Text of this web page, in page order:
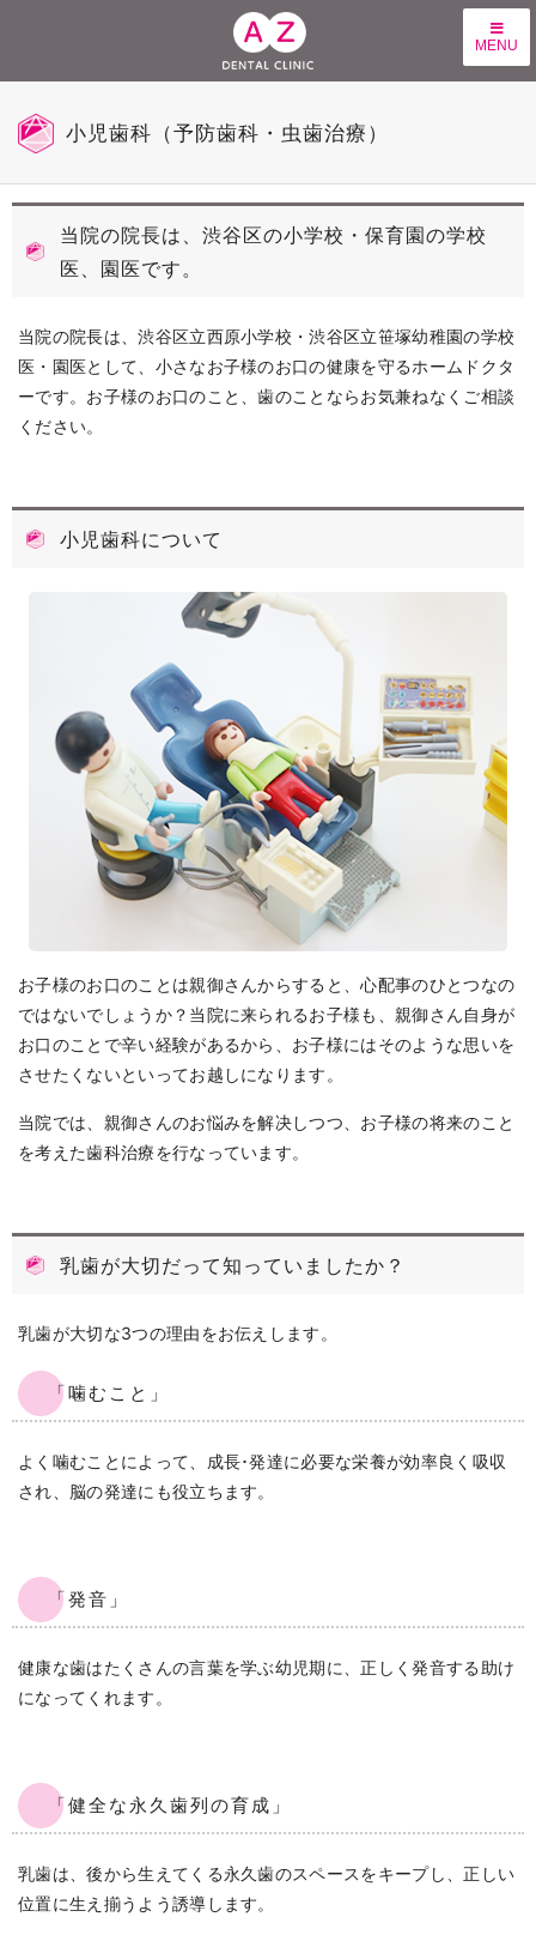
MENU
小児歯科（予防歯科・虫歯治療）
当院の院長は、渋谷区の小学校・保育園の学校
医、園医です。
当院の院長は、渋谷区立西原小学校・渋谷区立笹塚幼稚園の学校
医・園医として、小さなお子様のお口の健康を守るホームドクタ
ーです。お子様のお口のこと、歯のことならお気兼ねなくご相談
ください。
小児歯科について
お子様のお口のことは親御さんからすると、心配事のひとつなの
ではないでしょうか？当院に来られるお子様も、親御さん自身が
お口のことで辛い経験があるから、お子様にはそのような思いを
させたくないといってお越しになります。
当院では、親御さんのお悩みを解决しつつ、お子様の将来のこと
を考えた歯科治療を行なっています。
乳歯が大切だって知っていましたか？
乳歯が大切な3つの理由をお伝えします。
「噛むこと」
よく噛むことによって、成長･発達に必要な栄養が効率良く吸収
され、脳の発達にも役立ちます。
「発音」
健康な歯はたくさんの言葉を学ぶ幼児期に、正しく発音する助け
になってくれます。
「健全な永久歯列の育成」
乳歯は、後から生えてくる永久歯のスペースをキープし、正しい
位置に生え揃うよう誘導します。